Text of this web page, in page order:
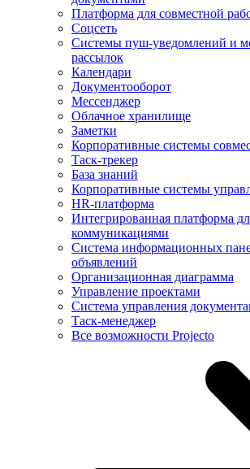
Платформа для совместной
Соцсеть
Системы пуш-уведомлений и
рассылок
Календари
Документооборот
Мессенджер
Облачное хранилище
Заметки
Корпоративные системы
Таск-трекер
База знаний
Корпоративные системы
HR-платформа
Интегрированная платформа
коммуникациями
Система информационных
объявлений
Организационная диаграмма
Управление проектами
Система управления
Таск-менеджер
Все возможности Projecto